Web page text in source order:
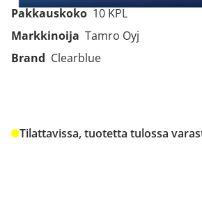
Pakkauskoko 10 KPL
Markkinoija Tamro Oyj
Brand Clearblue
Tilattavissa, tuotetta tulossa